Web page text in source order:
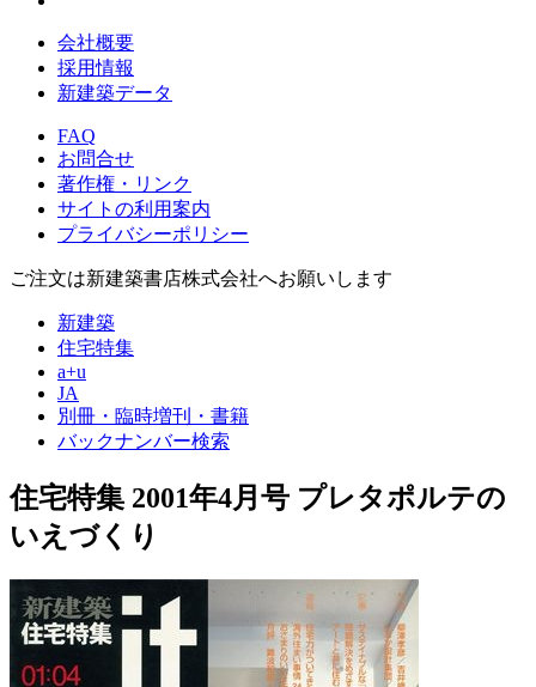
会社概要
採用情報
新建築データ
FAQ
お問合せ
著作権・リンク
サイトの利用案内
プライバシーポリシー
ご注文は新建築書店株式会社へお願いします
新建築
住宅特集
a+u
JA
別冊・臨時増刊・書籍
バックナンバー検索
住宅特集 2001年4月号 プレタポルテの
いえづくり